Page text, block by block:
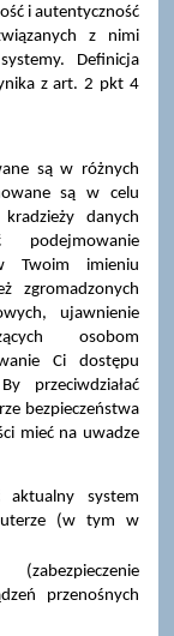
i autentyczność
z nimi
Definicja
z art. 2 pkt 4
są w różnych
są w celu
danych
Twoim imieniu
zgromadzonych
ujawnienie
osobom
Ci dostępu
przeciwdziałać
bezpieczeństwa
mieć na uwadze
aktualny system
(w tym w
przenośnych